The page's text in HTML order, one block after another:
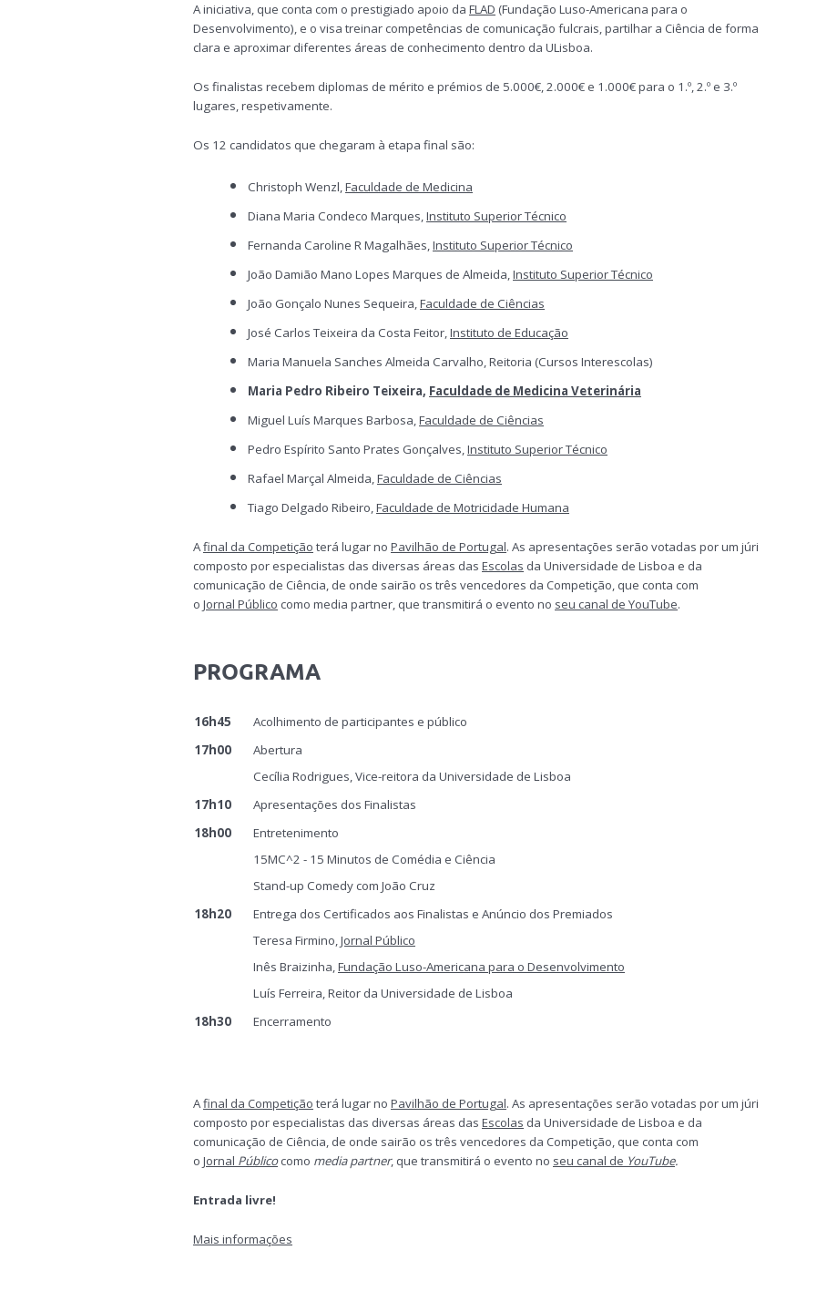
A iniciativa, que conta com o prestigiado apoio da FLAD (Fundação Luso-Americana para o
Desenvolvimento), e o visa treinar competências de comunicação fulcrais, partilhar a Ciência de forma
clara e aproximar diferentes áreas de conhecimento dentro da ULisboa.
Os finalistas recebem diplomas de mérito e prémios de 5.000€, 2.000€ e 1.000€ para o 1.º, 2.º e 3.º
lugares, respetivamente.
Os 12 candidatos que chegaram à etapa final são:
Christoph Wenzl,Faculdade de Medicina
Diana Maria Condeco Marques,Instituto Superior Técnico
Fernanda Caroline R Magalhães,Instituto Superior Técnico
João Damião Mano Lopes Marques de Almeida,Instituto Superior Técnico
João Gonçalo Nunes Sequeira,Faculdade de Ciências
José Carlos Teixeira da Costa Feitor,Instituto de Educação
Maria Manuela Sanches Almeida Carvalho, Reitoria (Cursos Interescolas)
Maria Pedro Ribeiro Teixeira, Faculdade de Medicina Veterinária
Miguel Luís Marques Barbosa,Faculdade de Ciências
Pedro Espírito Santo Prates Gonçalves,Instituto Superior Técnico
Rafael Marçal Almeida,Faculdade de Ciências
Tiago Delgado Ribeiro,Faculdade de Motricidade Humana
Afinal da Competição terá lugar no Pavilhão de Portugal. As apresentações serão votadas por um júri
composto por especialistas das diversas áreas das Escolas da Universidade de Lisboa e da
comunicação de Ciência, de onde sairão os três vencedores da Competição, que conta com
o Jornal Público como media partner, que transmitirá o evento no seu canal de YouTube.
PROGRAMA
16h45
Acolhimento de participantes e público
17h00
Abertura
Cecília Rodrigues, Vice-reitora da Universidade de Lisboa
17h10
Apresentações dos Finalistas
18h00
Entretenimento
15MC^2 - 15 Minutos de Comédia e Ciência
Stand-up Comedy com João Cruz
18h20
Entrega dos Certificados aos Finalistas e Anúncio dos Premiados
Teresa Firmino,Jornal Público
Inês Braizinha,Fundação Luso-Americana para o Desenvolvimento
Luís Ferreira, Reitor da Universidade de Lisboa
18h30
Encerramento
Afinal da Competição terá lugar no Pavilhão de Portugal. As apresentações serão votadas por um júri
composto por especialistas das diversas áreas das Escolas da Universidade de Lisboa e da
comunicação de Ciência, de onde sairão os três vencedores da Competição, que conta com
o Jornal Público como media partner, que transmitirá o evento no seu canal de YouTube.
Entrada livre!
Mais informações